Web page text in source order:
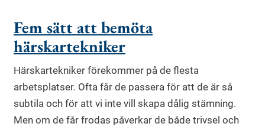
Fem sätt att bemöta
härskartekniker
Härskartekniker förekommer på de flesta
arbetsplatser. Ofta får de passera för att de är så
subtila och för att vi inte vill skapa dålig stämning.
Men om de får frodas påverkar de både trivsel och